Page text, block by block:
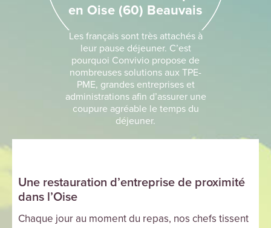
en Oise (60) Beauvais
Les français sont très attachés à
leur pause déjeuner. C’est
pourquoi Convivio propose de
nombreuses solutions aux TPE-
PME, grandes entreprises et
administrations afin d’assurer une
coupure agréable le temps du
déjeuner.
Une restauration d’entreprise de proximité
dans l’Oise
Chaque jour au moment du repas, nos chefs tissent